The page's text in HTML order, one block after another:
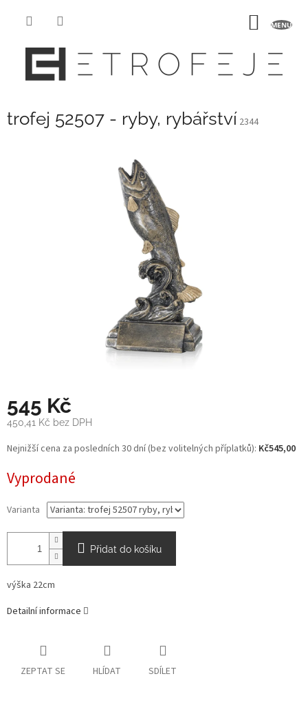
trofej 52507 - ryby, rybářství 2344
545 Kč
450,41 Kč bez DPH
Měrná
cena:
Nejnižší cena za posledních 30 dní (bez volitelných příplatků): Kč545,00
Vyprodané
Varianta
Přidat do košíku
výška 22cm
Detailní informace
ZEPTAT SE HLÍDAT SDÍLET